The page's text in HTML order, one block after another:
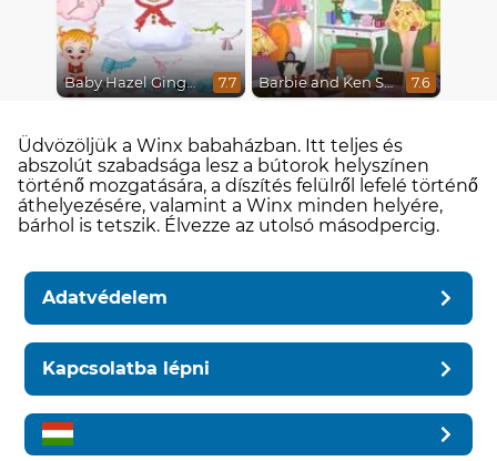
Baby Hazel Gingerbread House 7.7 Barbie and Ken Spring City Break 7.6
Üdvözöljük a Winx babaházban. Itt teljes és
abszolút szabadsága lesz a bútorok helyszínen
történő mozgatására, a díszítés felülről lefelé történő
áthelyezésére, valamint a Winx minden helyére,
bárhol is tetszik. Élvezze az utolsó másodpercig.
Adatvédelem
Kapcsolatba lépni